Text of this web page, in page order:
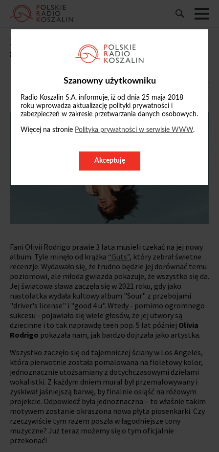
Szanowny użytkowniku
Radio Koszalin S.A. informuje, iż od dnia 25 maja 2018
roku wprowadza aktualizację polityki prywatności i
zabezpieczeń w zakresie przetwarzania danych osobowych.
Więcej na stronie Polityka prywatności w serwisie WWW.
Akceptuję
Płyta Tygodnia: OLIVIA RODRIGO "You
Seem Pretty Sad For A Girl So In Love"
Fani Olivii Rodrigo prawie 3 lata musieli czekać na jej nowy
album. Tyle minęło od krążka “Guts”, który zebrał świetne
recenzje. Wydawało się, że trudno będzie jej dorównać temu
poziomowi, ale młoda gwiazda pokazuje, że wszystko się da.
Jej światowa sława zaczęła się w 2021 roku, gdy jako
nastolatka wydała kultowy album "Sour" z przebojami
"driver's license" i "good 4 u". Wtedy - pomimo ogromnego
sukcesu - pojawiało się wiele głosów, że jej utwory są
dziecinne i to tak naprawdę teen pop. 5 lat później Olivia
Rodrigo pokazała nam, jak bardzo dojrzała jako artystka.
Wszystko zaczęło się od tajemniczej ściany w Los Angeles,
która pierwotnie została pomalowana na fioletowy kolor,
jednoznacznie utożsamiany z dotychczasowymi dziełami
wokalistki. Z każdym dniem mural był przemalowywany i
zyskiwał jaśniejszą barwę, by finalnie osiąść na różowym
projekcie. Odpowiedź była jednoznaczna – to właśnie takim
motywem zostanie okraszona nowa płyta piosenkarki. Czy
rzeczywiście tym razem poszła w łagodniejsze tony
muzyczne? Już teraz możemy się o tym oficjalnie
przekonać!